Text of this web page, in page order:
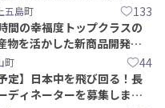
五島町 133
間の幸福度トップクラスの
物を活かした新商品開発＆
集！
町 44
定】日本中を飛び回る！長
ディネーターを募集しま